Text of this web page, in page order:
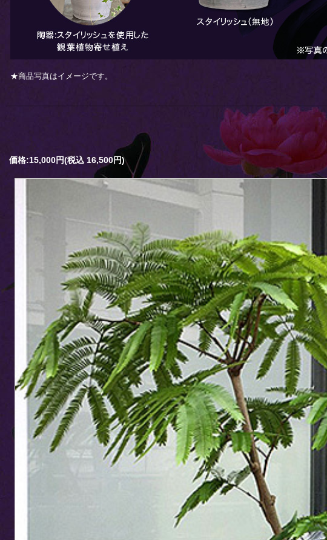
★商品写真はイメージです。
価格:15,000円(税込 16,500円)